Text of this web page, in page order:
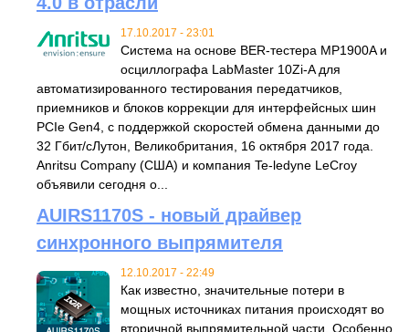
17.10.2017 - 23:01
Система на основе BER-тестера MP1900A и
осциллографа LabMaster 10Zi-A для
автоматизированного тестирования передатчиков,
приемников и блоков коррекции для интерфейсных шин
PCIe Gen4, с поддержкой скоростей обмена данными до
32 Гбит/сЛутон, Великобритания, 16 октября 2017 года.
Anritsu Company (США) и компания Te-ledyne LeCroy
объявили сегодня о...
AUIRS1170S - новый драйвер
синхронного выпрямителя
12.10.2017 - 22:49
Как известно, значительные потери в
мощных источниках питания происходят во
вторичной выпрямительной части. Особенно